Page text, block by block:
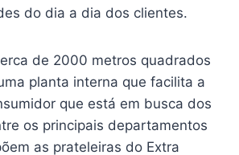
do dia a dia dos clientes.
de 2000 metros quadrados
planta interna que facilita a
que está em busca dos
os principais departamentos
as prateleiras do Extra